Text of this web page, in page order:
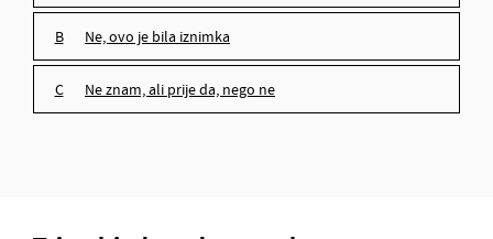
ne, ovo je bila iznimka
ne znam, ali prije da, nego ne